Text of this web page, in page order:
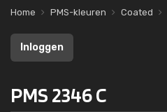
Home PMS-kleuren Coated
Inloggen
PMS 2346 C